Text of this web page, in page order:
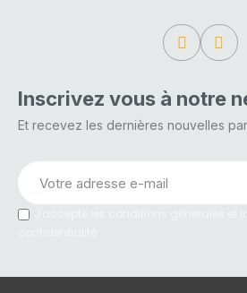
Inscrivez vous à notre
Et recevez les dernières nouvelles par